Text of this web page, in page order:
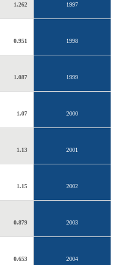
1997
1.262
1998
0.951
1999
1.087
2000
1.07
2001
1.13
2002
1.15
2003
0.879
2004
0.653